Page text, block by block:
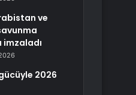
ve
imzaladı
2026